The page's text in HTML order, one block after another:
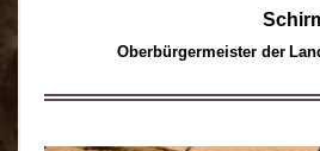
Oberbürgermeister der